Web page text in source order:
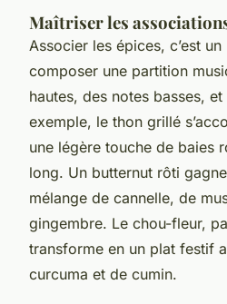
Maîtriser les
Associer les épices, c’est
composer une partition
hautes, des notes basses,
exemple, le thon grillé
une légère touche de baies
long. Un butternut rôti
mélange de cannelle, de
gingembre. Le chou-fleur,
transforme en un plat festif
curcuma et de cumin.